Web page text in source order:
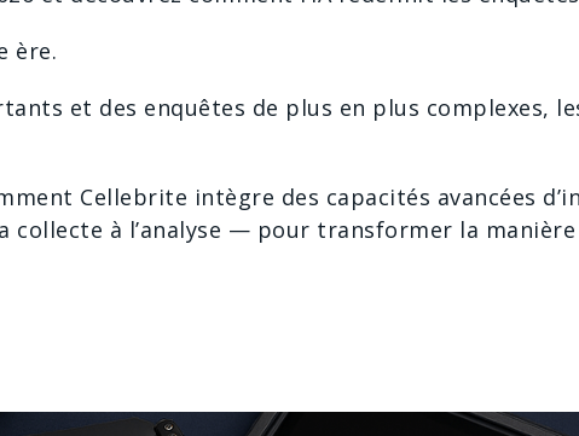
ère.
et des enquêtes de plus en plus complexes,
Cellebrite intègre des capacités avancées
collecte à l’analyse — pour transformer la